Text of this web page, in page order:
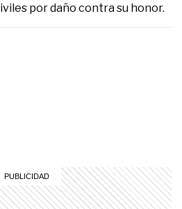
por daño contra su honor.